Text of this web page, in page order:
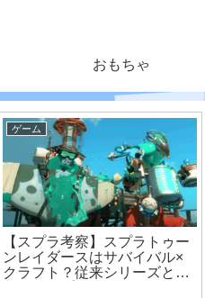
おもちゃ
ゲーム
【マイクラ】ミツバチとアイ
ブロッサムとの関係【統合
版 switch】